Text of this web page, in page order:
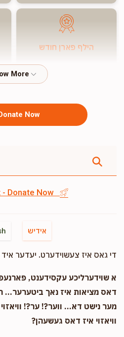
הילף פארן חודש
Donate Now
Donate Now
אידיש
די גאס איז צעשוידערט. יעדער
א שוידערליכע עקסידענט,
דאס מציאות איז נאך ביטערער...
מער נישט דא... ווער?! ער?! וויאזוי
וויאזוי איז דאס געשעהן?